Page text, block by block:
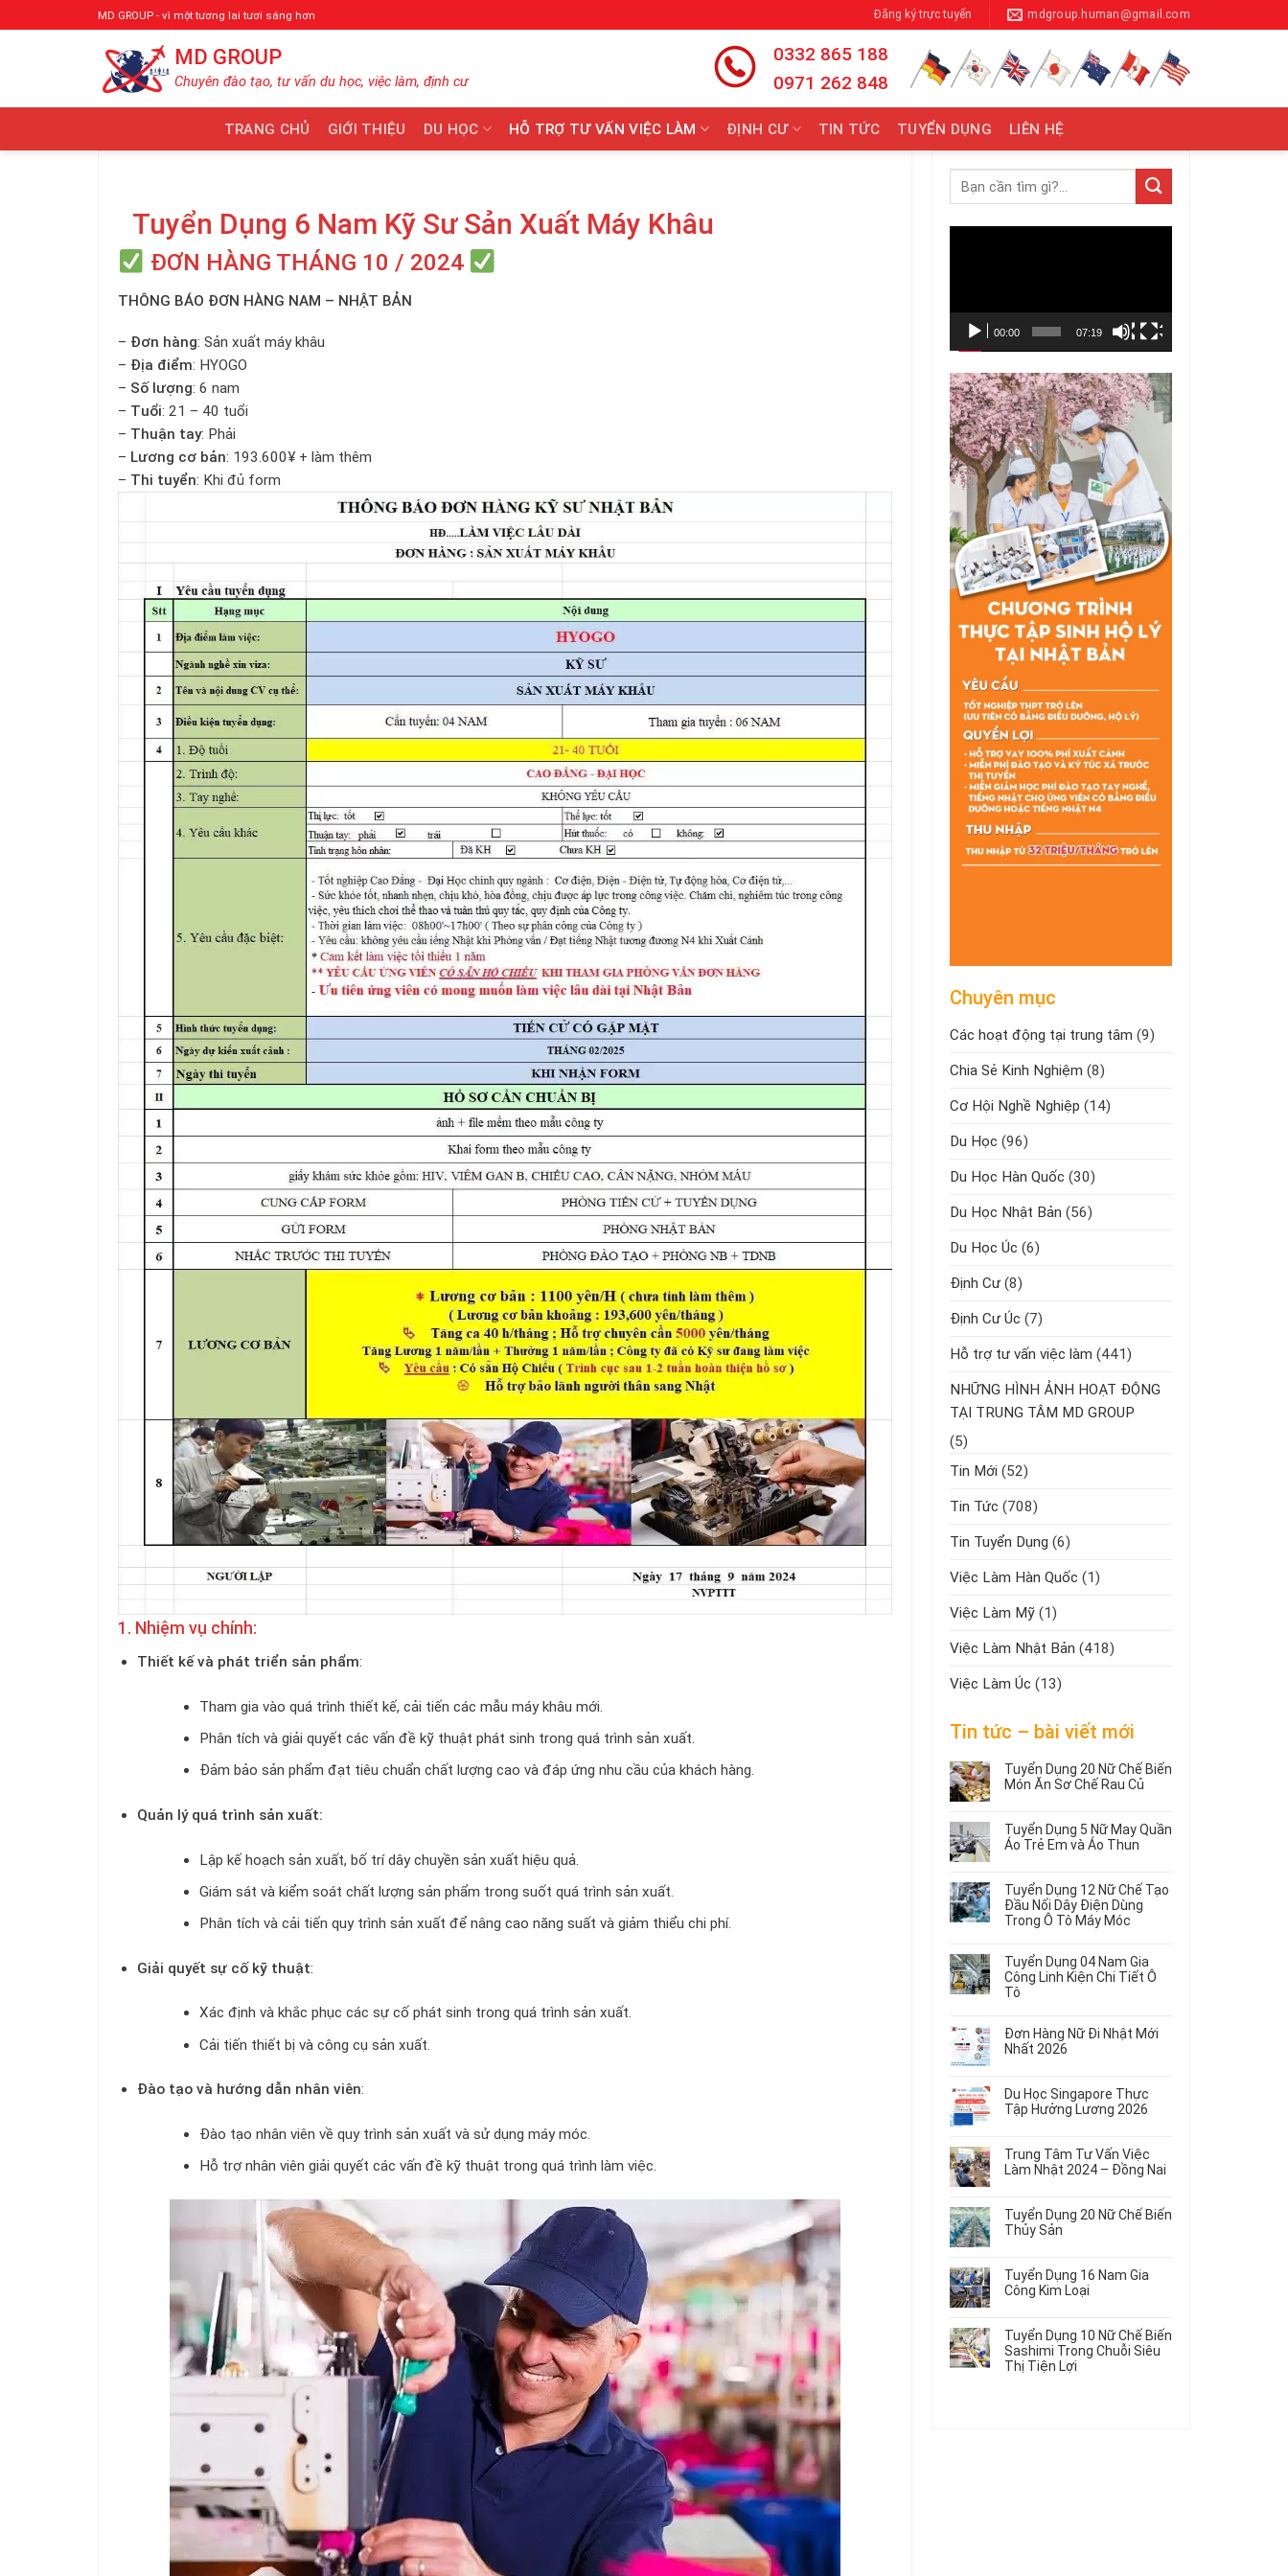
qua
MD GROUP - vì một tương lai tươi sáng hơn Đăng ký trực tuyến mdgroup.human@gmail.com
MD GROUP
Chuyên đào tạo, tư vấn du học, việc làm, định cư
0332 865 188
0971 262 848
TRANG CHỦ GIỚI THIỆU DU HỌC HỖ TRỢ TƯ VẤN VIỆC LÀM ĐỊNH CƯ TIN TỨC TUYỂN DỤNG LIÊN HỆ
Tuyển Dụng 6 Nam Kỹ Sư Sản Xuất Máy Khâu
ĐƠN HÀNG THÁNG 10 / 2024
THÔNG BÁO ĐƠN HÀNG NAM – NHẬT BẢN
– Đơn hàng: Sản xuất máy khâu
– Địa điểm: HYOGO
– Số lượng: 6 nam
– Tuổi: 21 – 40 tuổi
– Thuận tay: Phải
– Lương cơ bản: 193.600¥ + làm thêm
– Thi tuyển: Khi đủ form
1. Nhiệm vụ chính:
Thiết kế và phát triển sản phẩm:
Tham gia vào quá trình thiết kế, cải tiến các mẫu máy khâu mới.
Phân tích và giải quyết các vấn đề kỹ thuật phát sinh trong quá trình sản xuất.
Đảm bảo sản phẩm đạt tiêu chuẩn chất lượng cao và đáp ứng nhu cầu của khách hàng.
Quản lý quá trình sản xuất:
Lập kế hoạch sản xuất, bố trí dây chuyền sản xuất hiệu quả.
Giám sát và kiểm soát chất lượng sản phẩm trong suốt quá trình sản xuất.
Phân tích và cải tiến quy trình sản xuất để nâng cao năng suất và giảm thiểu chi phí.
Giải quyết sự cố kỹ thuật:
Xác định và khắc phục các sự cố phát sinh trong quá trình sản xuất.
Cải tiến thiết bị và công cụ sản xuất.
Đào tạo và hướng dẫn nhân viên:
Đào tạo nhân viên về quy trình sản xuất và sử dụng máy móc.
Hỗ trợ nhân viên giải quyết các vấn đề kỹ thuật trong quá trình làm việc.
00:00 07:19
Chuyên mục
Các hoạt động tại trung tâm (9)
Chia Sẻ Kinh Nghiệm (8)
Cơ Hội Nghề Nghiệp (14)
Du Học (96)
Du Học Hàn Quốc (30)
Du Học Nhật Bản (56)
Du Học Úc (6)
Định Cư (8)
Định Cư Úc (7)
Hỗ trợ tư vấn việc làm (441)
NHỮNG HÌNH ẢNH HOẠT ĐỘNG
TẠI TRUNG TÂM MD GROUP
(5)
Tin Mới (52)
Tin Tức (708)
Tin Tuyển Dụng (6)
Việc Làm Hàn Quốc (1)
Việc Làm Mỹ (1)
Việc Làm Nhật Bản (418)
Việc Làm Úc (13)
Tin tức – bài viết mới
Tuyển Dụng 20 Nữ Chế Biến
Món Ăn Sơ Chế Rau Củ
có
bình
luận
Tuyển
Dụng
20
Nữ
Biến
Món
Ăn
Rau
Củ
Tuyển Dụng 5 Nữ May Quần
Áo Trẻ Em và Áo Thun
có
bình
luận
ở
Dụng
5
Nữ
May
Áo
Trẻ
Áo
Thun
Tuyển Dụng 12 Nữ Chế Tạo
Đầu Nối Dây Điện Dùng
Trong Ô Tô Máy Móc
có
bình
luận
ở
Dụng
12
Tạo
Đầu
Điện
Dùng
Tô
Máy
Tuyển Dụng 04 Nam Gia
Công Linh Kiện Chi Tiết Ô
Tô
có
bình
luận
Tuyển
Dụng
04
Gia
Công
Chi
Tiết
Đơn Hàng Nữ Đi Nhật Mới
Nhất 2026
có
bình
luận
Đơn
Hàng
Nữ
Nhật
Mới
Nhất
Du Học Singapore Thực
Tập Hưởng Lương 2026
có
bình
luận
Du
Học
Singapore
Tập
Hưởng
Lương
Trung Tâm Tư Vấn Việc
Làm Nhật 2024 – Đồng Nai
có
bình
luận
Trung
Tâm
Tư
Việc
Làm
Nhật
2024
Tuyển Dụng 20 Nữ Chế Biến
Thủy Sản
có
bình
luận
Tuyển
Dụng
20
Nữ
Tuyển Dụng 16 Nam Gia
Công Kim Loại
có
bình
luận
ở
Tuyển Dụng 10 Nữ Chế Biến
Sashimi Trong Chuỗi Siêu
Thị Tiện Lợi